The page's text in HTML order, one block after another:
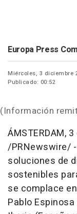
Europa Press
Miércoles, 3 diciembre
Publicado: 00:52
(Información
ÁMSTERDAM,
/PRNewswire/
soluciones de
sostenibles
se complace
Pablo Espinosa